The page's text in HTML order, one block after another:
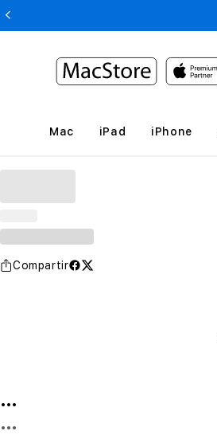
Mac iPad iPhone
Compartir
...
...